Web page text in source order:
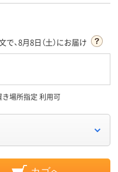
、8月8日（土）にお届け
き場所指定 利用可